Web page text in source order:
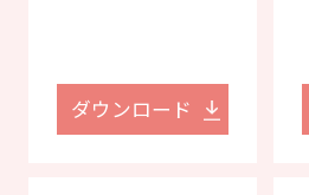
ダウンロード